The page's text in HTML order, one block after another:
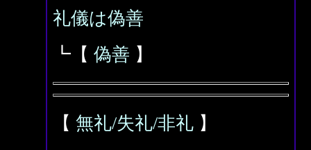
礼儀は偽善
┗【 偽善 】
【 無礼/失礼/非礼 】